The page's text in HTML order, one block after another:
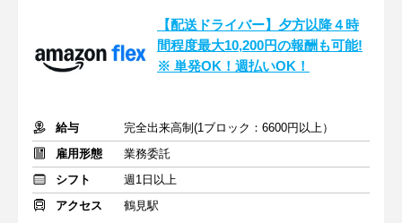
【配送ドライバー】夕方以降４時
間程度最大10,200円の報酬も可能!
※ 単発OK！週払いOK！
給与
完全出来高制(1ブロック：6600円以上）
雇用形態
業務委託
シフト
週1日以上
アクセス
鶴見駅